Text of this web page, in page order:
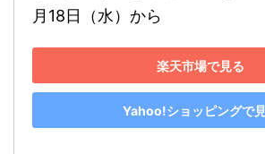
月18日（水）から
楽天市場で見る
Yahoo!ショッピングで